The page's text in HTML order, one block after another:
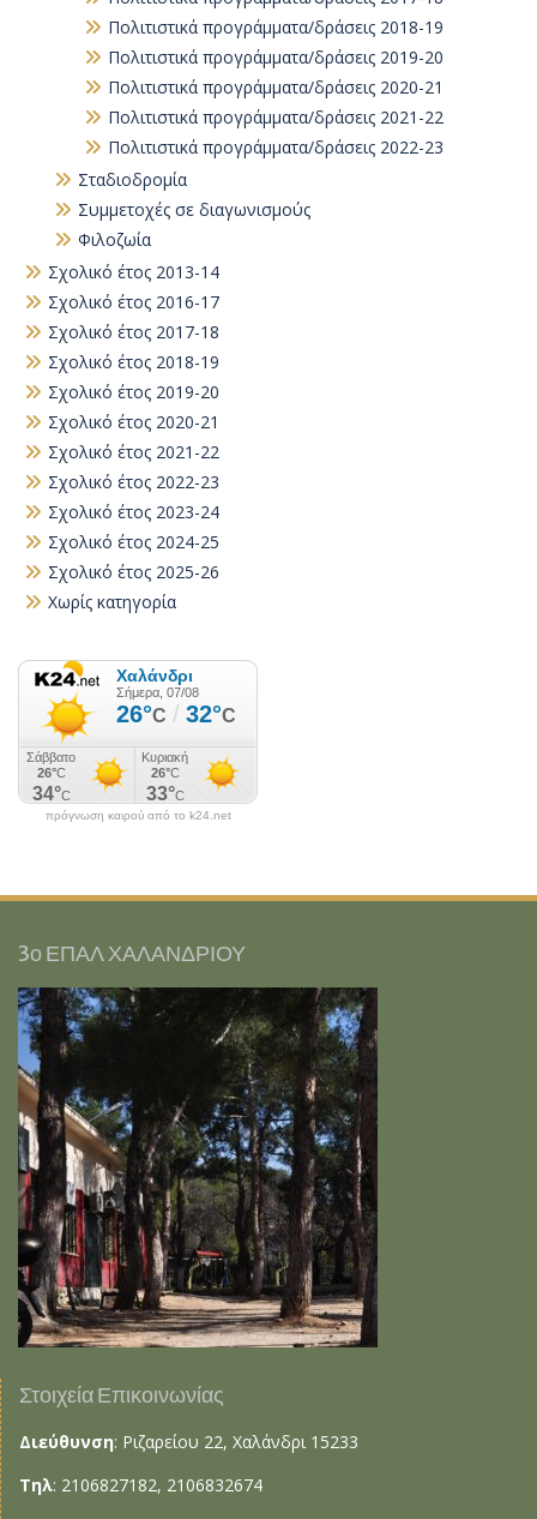
Πολιτιστικά προγράμματα/δράσεις 2018-19
Πολιτιστικά προγράμματα/δράσεις 2019-20
Πολιτιστικά προγράμματα/δράσεις 2020-21
Πολιτιστικά προγράμματα/δράσεις 2021-22
Πολιτιστικά προγράμματα/δράσεις 2022-23
Σταδιοδρομία
Συμμετοχές σε διαγωνισμούς
Φιλοζωία
Σχολικό έτος 2013-14
Σχολικό έτος 2016-17
Σχολικό έτος 2017-18
Σχολικό έτος 2018-19
Σχολικό έτος 2019-20
Σχολικό έτος 2020-21
Σχολικό έτος 2021-22
Σχολικό έτος 2022-23
Σχολικό έτος 2023-24
Σχολικό έτος 2024-25
Σχολικό έτος 2025-26
Χωρίς κατηγορία
πρόγνωση καιρού από το k24.net
3ο ΕΠΑΛ ΧΑΛΑΝΔΡΙΟΥ
Στοιχεία Επικοινωνίας
Διεύθυνση: Ριζαρείου 22, Χαλάνδρι 15233
Τηλ: 2106827182, 2106832674